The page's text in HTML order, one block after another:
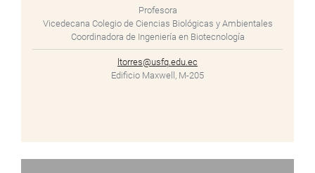
Profesora
Vicedecana Colegio de Ciencias Biológicas y Ambientales
Coordinadora de Ingeniería en Biotecnología
ltorres@usfq.edu.ec
Edificio Maxwell, M-205